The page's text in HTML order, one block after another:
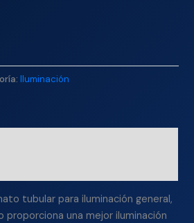
Iluminación
tubular para iluminación general,
proporciona una mejor iluminación